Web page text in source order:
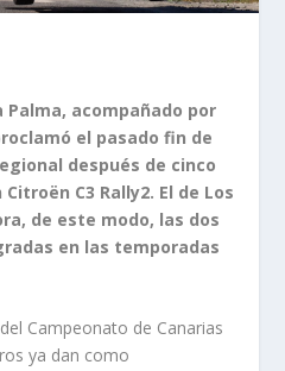
Palma, acompañado por
el pasado fin de
después de cinco
C3 Rally2. El de Los
de este modo, las dos
en las temporadas
Campeonato de Canarias
ya dan como